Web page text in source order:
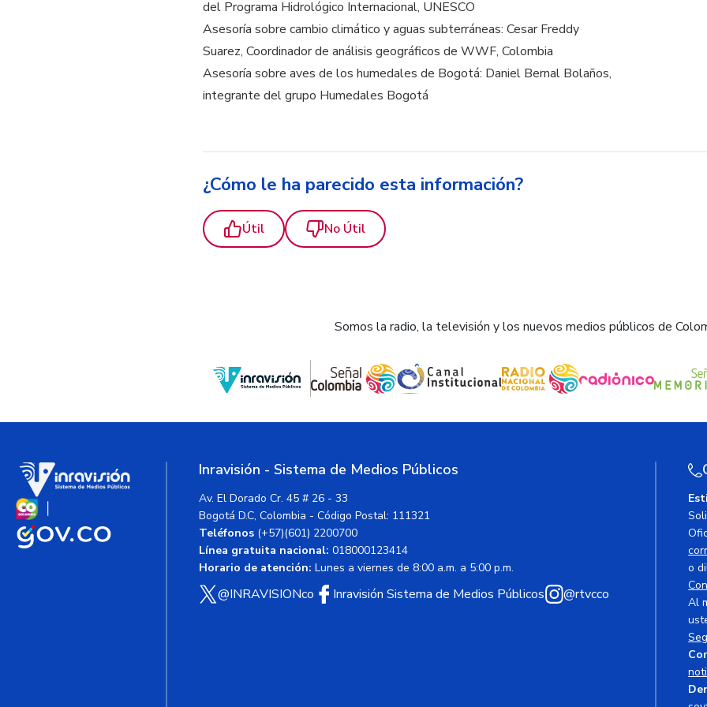
del Programa Hidrológico Internacional, UNESCO
Asesoría sobre cambio climático y aguas subterráneas: Cesar Freddy
Suarez, Coordinador de análisis geográficos de WWF, Colombia
Asesoría sobre aves de los humedales de Bogotá: Daniel Bernal Bolaños,
integrante del grupo Humedales Bogotá
¿Cómo le ha parecido esta información?
Útil No Útil
Somos la radio, la televisión y los nuevos medios públicos de
Inravisión - Sistema de Medios Públicos
Av. El Dorado Cr. 45 # 26 - 33
Bogotá D.C, Colombia - Código Postal: 111321
Teléfonos (+57)(601) 2200700
Línea gratuita nacional: 018000123414
Horario de atención: Lunes a viernes de 8:00 a.m. a 5:00 p.m.
@INRAVISIONco Inravisión Sistema de Medios Públicos @rtvcco
o
Al